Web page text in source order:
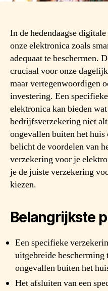
In de hedendaagse
onze elektronica zoals
adequaat te beschermen.
cruciaal voor onze
maar vertegenwoordigen
investering. Een
elektronica kan bieden
bedrijfsverzekering niet
ongevallen buiten het
belicht de voordelen van
verzekering voor je
je de juiste verzekering
kiezen.
Belangrijkste
Een specifieke
uitgebreide bescherming
ongevallen buiten het
Het afsluiten van een